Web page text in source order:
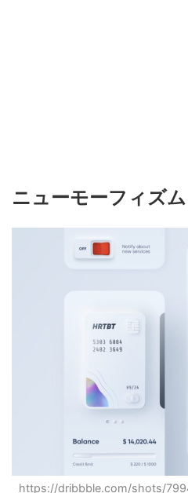
ニューモーフィズ
https://dribbble.com/shots/